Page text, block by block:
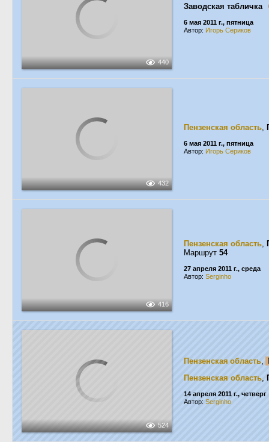
440
Заводская табличка
6 мая 2011 г., пятница
Автор: Игорь Сериков
432
Пензенская область,
6 мая 2011 г., пятница
Автор: Игорь Сериков
416
Пензенская область,
Маршрут 54
27 апреля 2011 г., среда
Автор: Serginho
524
Пензенская область,
Пензенская область,
14 апреля 2011 г., четверг
Автор: Serginho